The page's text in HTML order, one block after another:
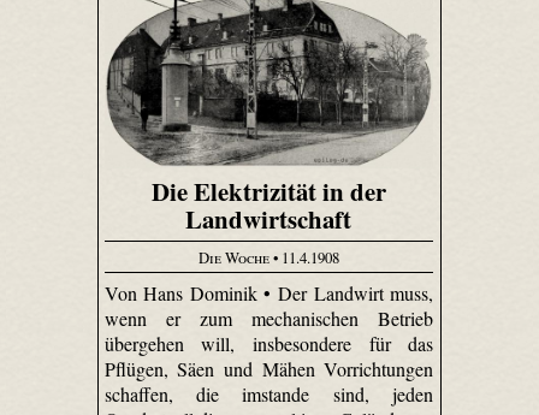
Die Elektrizität in der
Landwirtschaft
Die Woche• 11.4.1908
Von Hans Dominik • Der Landwirt muss,
wenn er zum mechanischen Betrieb
übergehen will, insbesondere für das
Pflügen, Säen und Mähen Vorrichtungen
schaffen, die imstande sind, jeden